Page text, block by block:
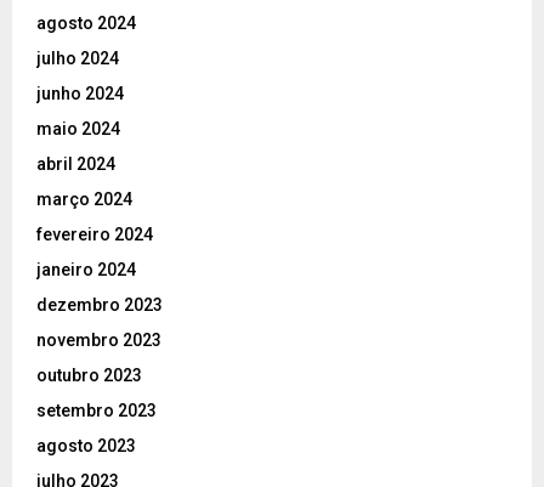
agosto 2024
julho 2024
junho 2024
maio 2024
abril 2024
março 2024
fevereiro 2024
janeiro 2024
dezembro 2023
novembro 2023
outubro 2023
setembro 2023
agosto 2023
julho 2023